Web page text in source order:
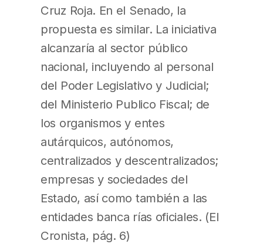
Cruz Roja. En el Senado, la
propuesta es similar. La iniciativa
alcanzaría al sector público
nacional, incluyendo al personal
del Poder Legislativo y Judicial;
del Ministerio Publico Fiscal; de
los organismos y entes
autárquicos, autónomos,
centralizados y descentralizados;
empresas y sociedades del
Estado, así como también a las
entidades banca rías oficiales. (El
Cronista, pág. 6)